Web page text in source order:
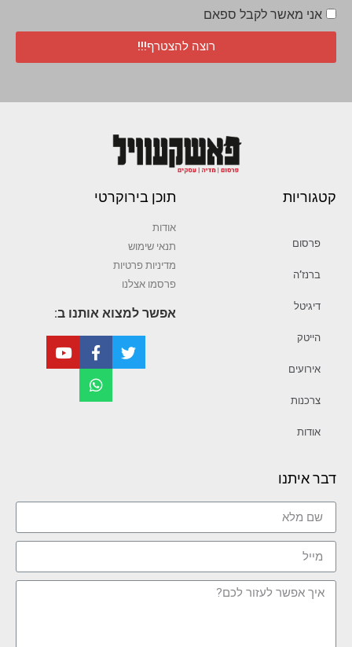
אני מאשר לקבל ספאם
רוצה להצטרף!!!
קטגוריות
פרסום
ברנז’ה
דיגיטל
הייטק
אירועים
צרכנות
אודות
תוכן בירוקרטי
אודות
תנאי שימוש
מדיניות פרטיות
פרסמו אצלנו
אפשר למצוא אותנו ב:
דבר איתנו